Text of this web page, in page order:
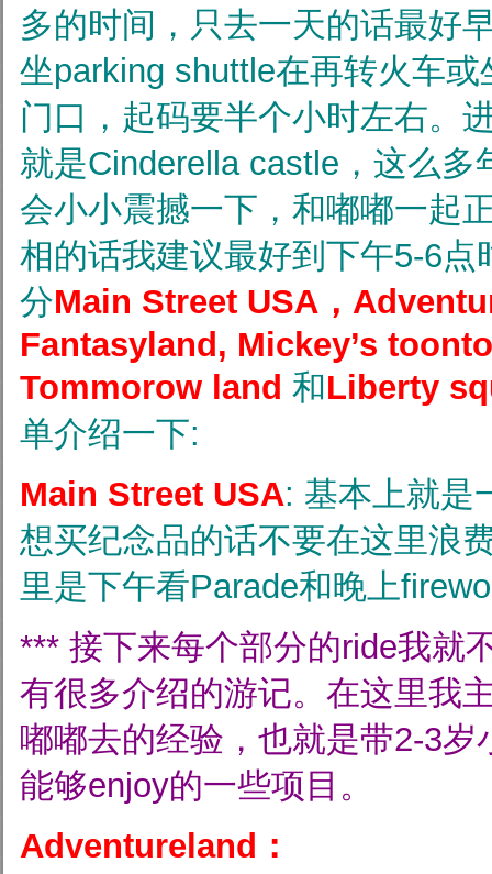
多的时间，只去一天的话最好
坐parking shuttle在再转火车
门口，起码要半个小时左右。
就是Cinderella castle，这么多
会小小震撼一下，和嘟嘟一起
相的话我建议最好到下午5-6点
分Main Street USA，A
Fantasyland, Mickey’s
Tommorow land 和Liberty
单介绍一下:
Main Street USA: 基本上就是
想买纪念品的话不要在这里浪
里是下午看Parade和晚上
*** 接下来每个部分的ride我就
有很多介绍的游记。在这里我
嘟嘟去的经验，也就是带2-3岁
能够enjoy的一些项目。
Adventureland：